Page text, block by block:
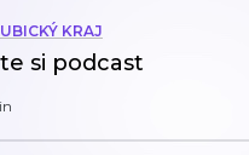
KRAJ
si podcast